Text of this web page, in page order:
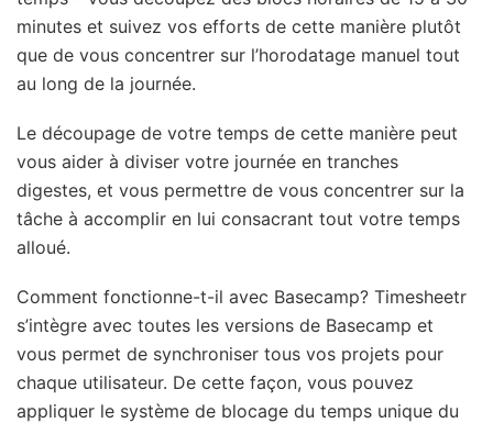
minutes et suivez vos efforts de cette manière plutôt
que de vous concentrer sur l’horodatage manuel tout
au long de la journée.
Le découpage de votre temps de cette manière peut
vous aider à diviser votre journée en tranches
digestes, et vous permettre de vous concentrer sur la
tâche à accomplir en lui consacrant tout votre temps
alloué.
Comment fonctionne-t-il avec Basecamp? Timesheetr
s’intègre avec toutes les versions de Basecamp et
vous permet de synchroniser tous vos projets pour
chaque utilisateur. De cette façon, vous pouvez
appliquer le système de blocage du temps unique du